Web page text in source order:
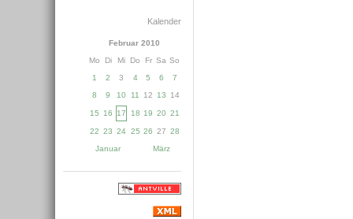
Kalender
Februar 2010
Mo
Di Mi Do Fr Sa So
1
2 3 4 5 6
7
8
9 10 11 12 13 14
15 16 17 18 19 20 21
22 23 24 25 26 27 28
Januar
März